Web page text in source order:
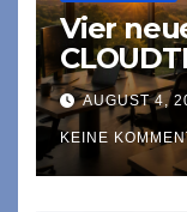
Vier
AUGUST 4,
KEINE